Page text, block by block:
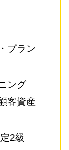
プラン
ング
客資産
2級